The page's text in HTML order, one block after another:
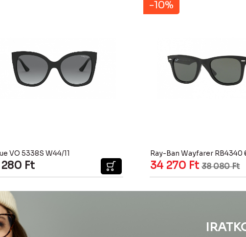
VO 5338S W44/11
280 Ft
-10%
Ray-Ban Wayfarer RB4340
34 270 Ft 38 080Ft